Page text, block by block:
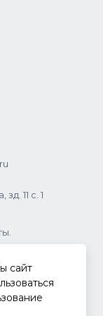
11 с. 1
сайт